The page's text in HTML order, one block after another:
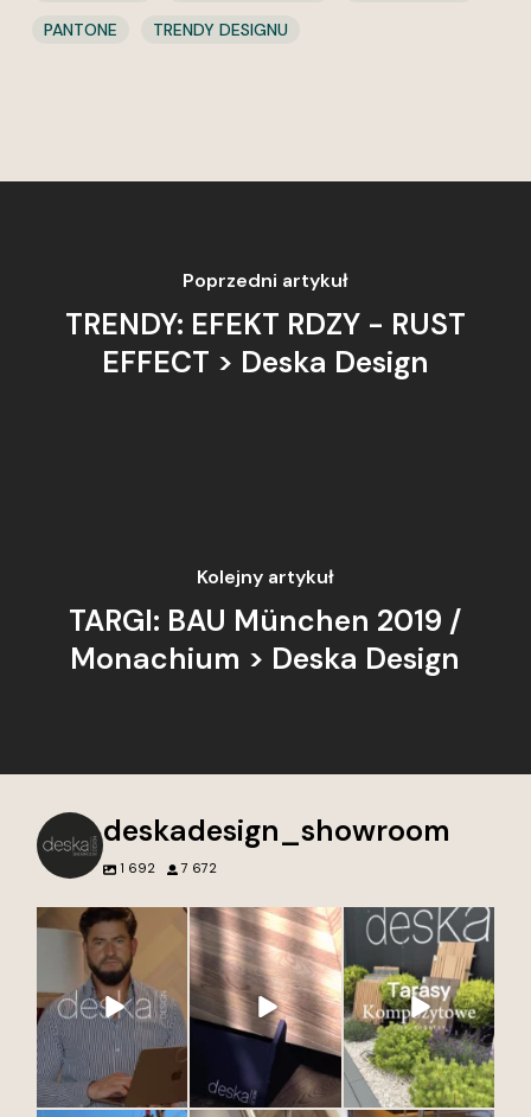
PANTONE
TRENDY DESIGNU
Poprzedni artykuł
TRENDY: EFEKT RDZY - RUST
EFFECT > Deska Design
Kolejny artykuł
TARGI: ​BAU München 2019 /
Monachium > Deska Design
deskadesign_showroom
1 692 7 672
Blisko 15 lat wspólnej
pracy, pasji i
zaangażowania. ❤️
To właśnie dzięki Wam
możemy każdego
dnia tworzyć wnętrza,
które spełniają
marzenia i
odpowiadają na
Wasze potrzeby.
Dziękujemy za
Nie tworzymy tylko
wnętrz. Tworzymy
przestrzenie, do
których chce się
wracać.
Każdy projekt to
połączenie jakości,
estetyki i dbałości o
najmniejsze detale.
Wierzymy, że to
właśnie one robią
największą różnicę.
Przed naszym
showroomem Deska
Design w Gdyni każdy
detal opowiada
historię. Otocz się
piękną zielenią i
wyjątkowymi
dekorami.
Zapraszamy po
inspirację, klasykę i
nowoczesność w
jednym miejscu.
Deska kompozytowa